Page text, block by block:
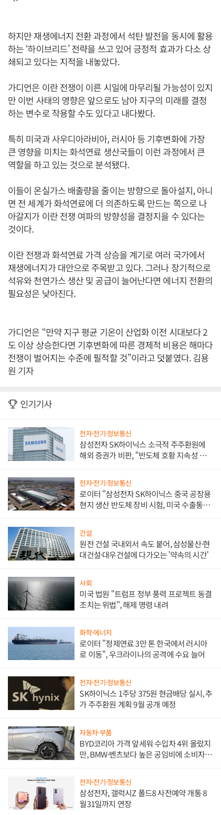
하지만 재생에너지 전환 과정에서 석탄 발전을 동시에 활용
하는 ‘하이브리드’ 전략을 쓰고 있어 긍정적 효과가 다소 상
쇄되고 있다는 지적을 내놓았다.
가디언은 이란 전쟁이 이른 시일에 마무리될 가능성이 있지
만 이번 사태의 영향은 앞으로도 남아 지구의 미래를 결정
하는 변수로 작용할 수도 있다고 내다봤다.
특히 미국과 사우디아라비아, 러시아 등 기후변화에 가장
큰 영향을 미치는 화석연료 생산국들이 이런 과정에서 큰
역할을 하고 있는 것으로 분석됐다.
이들이 온실가스 배출량을 줄이는 방향으로 돌아설지, 아니
면 전 세계가 화석연료에 더 의존하도록 만드는 쪽으로 나
아갈지가 이란 전쟁 여파의 방향성을 결정지을 수 있다는
것이다.
이란 전쟁과 화석연료 가격 상승을 계기로 여러 국가에서
재생에너지가 대안으로 주목받고 있다. 그러나 장기적으로
석유와 천연가스 생산 및 공급이 늘어난다면 에너지 전환의
필요성은 낮아진다.
가디언은 “만약 지구 평균 기온이 산업화 이전 시대보다 2
도 이상 상승한다면 기후변화에 따른 경제적 비용은 해마다
전쟁이 벌어지는 수준에 필적할 것”이라고 덧붙였다. 김용
원 기자
인기기사
전자·전기·정보통신
삼성전자 SK하이닉스 소극적 주주환원에
해외 증권가 비판, "반도체 호황 지속성 의
전자·전기·정보통신
로이터 "삼성전자 SK하이닉스 중국 공장용
현지 생산 반도체 장비 시험, 미국 수출통제
건설
원전 건설 국내외서 속도 붙어, 삼성물산·현
대건설·대우건설에 다가오는 '약속의 시간'
사회
미국 법원 "트럼프 정부 풍력 프로젝트 동결
조치는 위법", 해제 명령 내려
화학·에너지
로이터 "정제연료 3만 톤 한국에서 러시아
로 이동", 우크라이나의 공격에 수요 늘어
전자·전기·정보통신
SK하이닉스 1주당 375원 현금배당 실시, 추
가 주주환원 계획 9월 공개 예정
자동차·부품
BYD코리아 가격 앞세워 수입차 4위 올랐지
만, BMW·벤츠보다 높은 공임비에 소비자
전자·전기·정보통신
삼성전자, 갤럭시Z 폴드8 사전예약 개통 8
월31일까지 연장